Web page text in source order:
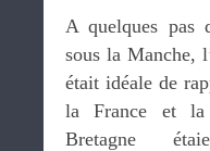
A quelques pas
sous la Manche,
était idéale de
la France et la
Bretagne